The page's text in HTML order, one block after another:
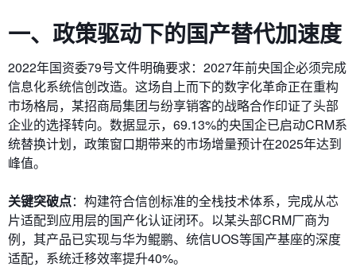
一、政策驱动下的国产替代加速度
2022年国资委79号文件明确要求：2027年前央国企必须完成
信息化系统信创改造。这场自上而下的数字化革命正在重构
市场格局，某招商局集团与纷享销客的战略合作印证了头部
企业的选择转向。数据显示，69.13%的央国企已启动CRM系
统替换计划，政策窗口期带来的市场增量预计在2025年达到
峰值。
关键突破点：构建符合信创标准的全栈技术体系，完成从芯
片适配到应用层的国产化认证闭环。以某头部CRM厂商为
例，其产品已实现与华为鲲鹏、统信UOS等国产基座的深度
适配，系统迁移效率提升40%。